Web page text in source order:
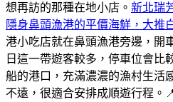
想再訪的那種在地小店。 新北瑞
隱身鼻頭漁港的平價海鮮，大推
港小吃店就在鼻頭漁港旁邊，開
日這一帶遊客較多，停車位會比
船的港口，充滿濃濃的漁村生活
不遠，很適合安排成順遊行程。